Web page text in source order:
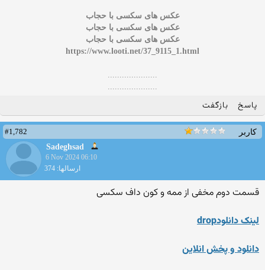
عکس های سکسی با حجاب
عکس های سکسی با حجاب
عکس های سکسی با حجاب
https://www.looti.net/37_9115_1.html
.....................
.....................
پاسخ بازگفت
کاربر
#1,782
Sadeghsad
6 Nov 2024 06:10
ارسالها: 374
قسمت دوم مخفی از ممه و کون داف سکسی
لینک دانلودdrop
دانلود و پخش انلاین